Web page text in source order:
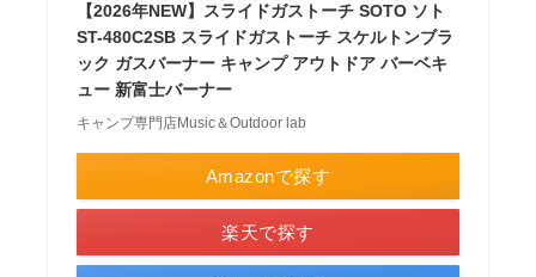
【2026年NEW】スライドガストーチ SOTO ソト
ST-480C2SB スライドガストーチ スケルトンブラ
ック ガスバーナー キャンプ アウトドア バーベキ
ュー 新富士バーナー
キャンプ専門店Music＆Outdoor lab
Amazonで探す
楽天で探す